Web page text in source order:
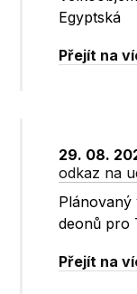
Egyptská
Přejít na
29. 08.
odkaz na
Plánovaný
deonů pro
Přejít na